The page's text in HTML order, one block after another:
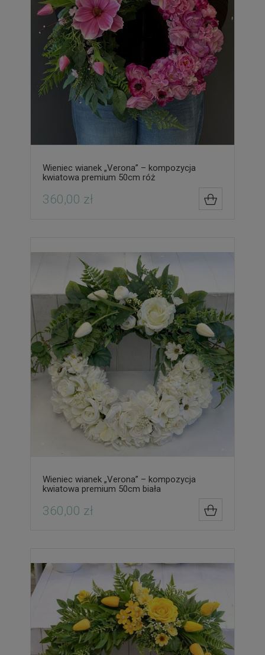
Wieniec wianek „Verona” – kompozycja
kwiatowa premium 50cm róż
360,00 zł
Wieniec wianek „Verona” – kompozycja
kwiatowa premium 50cm biała
360,00 zł